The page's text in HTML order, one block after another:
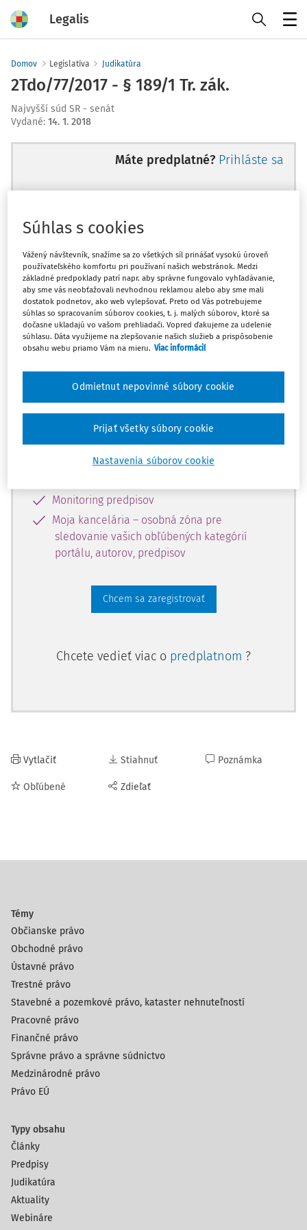
Legalis
Domov Legislatíva Judikatúra
2Tdo/77/2017 - § 189/1 Tr. zák.
Najvyšší súd SR - senát
Vydané: 14. 1. 2018
Máte predplatné? Prihláste sa
Ups, zatiaľ ste si prečítali len
začiatok...
Celý odborný obsah z tejto oblasti je
dostupný predplatiteľom portálu.
obsahu a získajte prístup na 10 dní
zdarma, stačí sa len zaregistrovať.
Vďaka registrácii získate prístup aj k
vybranému obsahu:
Monitoring predpisov
Moja kancelária – osobná zóna pre
sledovanie vašich obľúbených kategórií
portálu, autorov, predpisov
Chcem sa zaregistrovať
Chcete vedieť viac o predplatnom ?
Vytlačiť
Obľúbené
Stiahnuť
Zdieľať
Poznámka
Témy
Občianske právo
Obchodné právo
Ústavné právo
Trestné právo
Stavebné a pozemkové právo, kataster nehnuteľností
Pracovné právo
Finančné právo
Správne právo a správne súdnictvo
Medzinárodné právo
Právo EÚ
Typy obsahu
Články
Predpisy
Judikatúra
Aktuality
Webináre
Súhlas s cookies
Vážený návštevník, snažíme sa zo všetkých síl prinášať vysokú úroveň
používateľského komfortu pri používaní našich webstránok. Medzi
základné predpoklady patrí napr. aby správne fungovalo vyhľadávanie,
aby sme vás neobťažovali nevhodnou reklamou alebo aby sme mali
dostatok podnetov, ako web vylepšovať. Preto od Vás potrebujeme
súhlas so spracovaním súborov cookies, t. j. malých súborov, ktoré sa
dočasne ukladajú vo vašom prehliadači. Vopred ďakujeme za udelenie
súhlasu. Dáta využijeme na zlepšovanie našich služieb a prispôsobenie
obsahu webu priamo Vám na mieru. Viac informácií
Nastavenia súborov cookie
Odmietnut nepovinné súbory cookie
Prijať všetky súbory cookie